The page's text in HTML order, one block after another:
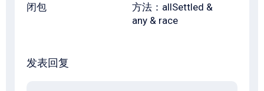
闭包
方法：allSettled &
any & race
发表回复